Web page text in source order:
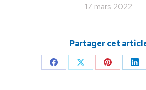
17 mars 2022
Partager cet
PartagerPartagerPartager